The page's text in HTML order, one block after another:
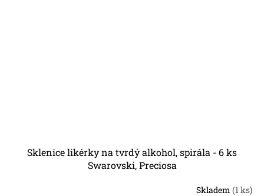
Sklenice likérky na tvrdý alkohol, spirála - 6 ks
Swarovski, Preciosa
Skladem (1 ks)